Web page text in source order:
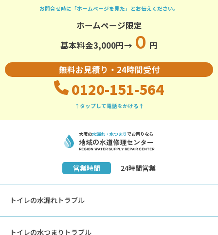
お問合せ時に「ホームページを見た」とお伝えください。
ホームページ限定
基本料金3,000円→ ０ 円
無料お見積り・24時間受付
0120-151-564
↑タップして電話をかける↑
大阪の水漏れ・水つまりでお困りなら
地域の水道修理センター
REGION Water Supply REPAIR Center
営業時間 24時間営業
トイレの水漏れトラブル
トイレの水つまりトラブル